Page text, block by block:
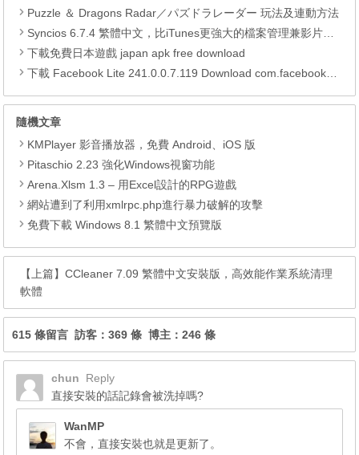
Puzzle ＆ Dragons Radar／パズドラレーダー 玩法及連動方法
Syncios 6.7.4 繁體中文，比iTunes更強大的檔案管理兼影片轉檔工具
下載免費日本遊戲 japan apk free download
下載 Facebook Lite 241.0.0.7.119 Download com.facebook.lite APK
隨機文章
KMPlayer 影音播放器，免費 Android、iOS 版
Pitaschio 2.23 強化Windows視窗功能
Arena.Xlsm 1.3 – 用Excel設計的RPG遊戲
網站遭到了利用xmlrpc.php進行暴力破解的攻擊
免費下載 Windows 8.1 繁體中文預覽版
【上篇】CCleaner 7.09 繁體中文安裝版，高效能作業系統清理
軟體
615 條留言 訪客：369 條 博主：246 條
chun
Reply
直接安裝的話記錄會被洗掉嗎?
WanMP
不會，直接安裝也就是更新了。